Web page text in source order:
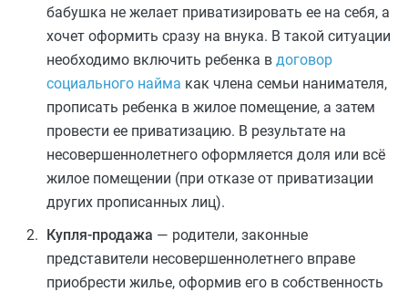
бабушка не желает приватизировать ее на себя, а
хочет оформить сразу на внука. В такой ситуации
необходимо включить ребенка в договор
социального найма как члена семьи нанимателя,
прописать ребенка в жилое помещение, а затем
провести ее приватизацию. В результате на
несовершеннолетнего оформляется доля или всё
жилое помещении (при отказе от приватизации
других прописанных лиц).
Купля-продажа — родители, законные
представители несовершеннолетнего вправе
приобрести жилье, оформив его в собственность